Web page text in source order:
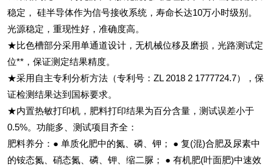
稳定， 硅半导体作为信号接收系统，寿命长达10万小时级别。
光源稳定，重现性好，准确度高。
★比色槽部分采用单通道设计，无机械位移及磨损，光路测试定
位**，保证测定结果精度。
★采用自主专利分析方法（专利号：ZL 2018 2 1777724.7），保
证检测结果达到国标要求。
★内置热敏打印机，肥料打印结果为百分含量，测试误差小于
0.5%。功能多、测试项目齐全：
肥料养分：● 单质化肥中的氮、磷、钾； ● 复(混)合肥及尿素中
的铵态氮、硝态氮、磷、钾、缩二脲； ● 有机肥(叶面肥)中速效